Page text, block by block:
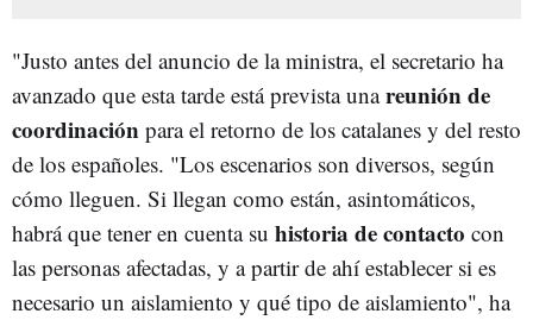
"Justo antes del anuncio de la ministra, el secretario ha
avanzado que esta tarde está prevista unareunión de
coordinación para el retorno de los catalanes y del resto
de los españoles. "Los escenarios son diversos, según
cómo lleguen. Si llegan como están, asintomáticos,
habrá que tener en cuenta su historia de contacto con
las personas afectadas, y a partir de ahí establecer si es
necesario un aislamiento y qué tipo de aislamiento", ha